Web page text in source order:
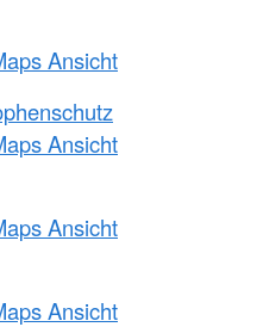
Ansicht
Ansicht
Ansicht
Ansicht